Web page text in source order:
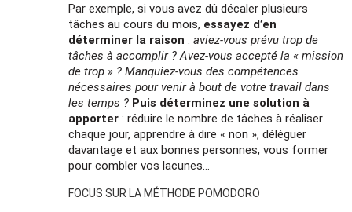
Par exemple, si vous avez dû décaler plusieurs
tâches au cours du mois, essayez d’en
déterminer la raison :aviez-vous prévu trop de
tâches à accomplir ? Avez-vous accepté la « mission
de trop » ? Manquiez-vous des compétences
nécessaires pour venir à bout de votre travail dans
les temps ? Puis déterminez une solution à
apporter : réduire le nombre de tâches à réaliser
chaque jour, apprendre à dire « non », déléguer
davantage et aux bonnes personnes, vous former
pour combler vos lacunes…
FOCUS SUR LA MÉTHODE POMODORO